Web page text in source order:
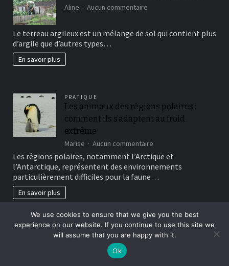
Aline Aucun commentaire
un
Le terreau argileux est un mélange de sol qui contient plus
d’argile que d’autres types…
En savoir plus
PRATIQUE
Les animaux des régions polaires :
comment ils s’adaptent au froid
extrême
Marise Aucun commentaire
animaux
des
régions
ils
s’adaptent
au
Les régions polaires, notamment l’Arctique et
l’Antarctique, représentent des environnements
particulièrement difficiles pour la faune…
En savoir plus
IMMOBILIER
Immobilier accessible : stratégies à
connaître pour prospérer sans diplôme
Aucun commentaire
Le secteur immobilier attire de nombreux profils, et pas
We use cookies to ensure that we give you the best
experience on our website. If you continue to use this site we
will assume that you are happy with it.
Ok